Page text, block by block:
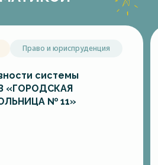
Право и юриспруденция
системы
«ГОРОДСКАЯ
№ 11»